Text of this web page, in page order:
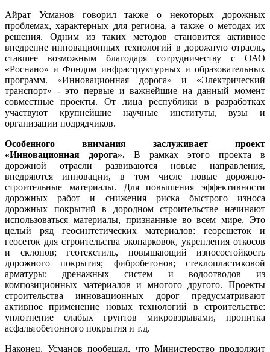
Айрат Усманов говорил также о некоторых дорожных
проблемах, характерных для региона, а также о методах их
решения. Одним из таких методов становится активное
внедрение инновационных технологий в дорожную отрасль,
ставшее возможным благодаря сотрудничеству с ОАО
«Роснано» и Фондом инфраструктурных и образовательных
программ. «Инновационная дорога» и «Электрический
транспорт» - это первые и важнейшие на данный момент
совместные проекты. От лица республики в разработках
участвуют крупнейшие научные институты, вузы и
организации подрядчиков.
Особенного внимания заслуживает проект
«Инновационная дорога». В рамках этого проекта в
дорожной отрасли развиваются новые направления,
внедряются инновации, в том числе новые дорожно-
строительные материалы. Для повышения эффективности
дорожных работ и снижения риска быстрого износа
дорожных покрытий в дородном строительстве начинают
использоваться материалы, признанные во всем мире. Это
целый ряд геосинтетических материалов: георешеток и
геосеток для строительства экопарковок, укрепления откосов
и склонов; геотекстиль, повышающий износостойкость
дорожного покрытия; фибробетонов; стеклопластиковой
арматуры; дренажных систем и водоотводов из
композиционных материалов и многого другого. Проекты
строительства инновационных дорог предусматривают
активное применение новых технологий в строительстве:
уплотнение слабых грунтов микровзрывами, пропитка
асфальтобетонного покрытия и т.д.
Наконец, Усманов пообещал, что Министерство продолжит